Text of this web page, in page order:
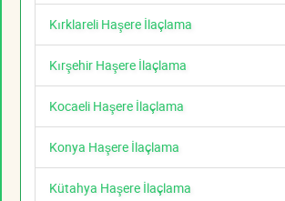
Kırklareli Haşere İlaçlama
Kırşehir Haşere İlaçlama
Kocaeli Haşere İlaçlama
Konya Haşere İlaçlama
Kütahya Haşere İlaçlama